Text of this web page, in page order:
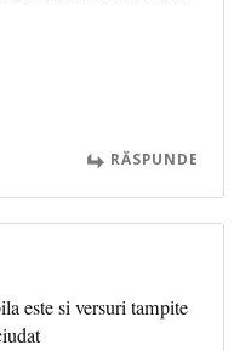
RĂSPUNDE
este si versuri tampite